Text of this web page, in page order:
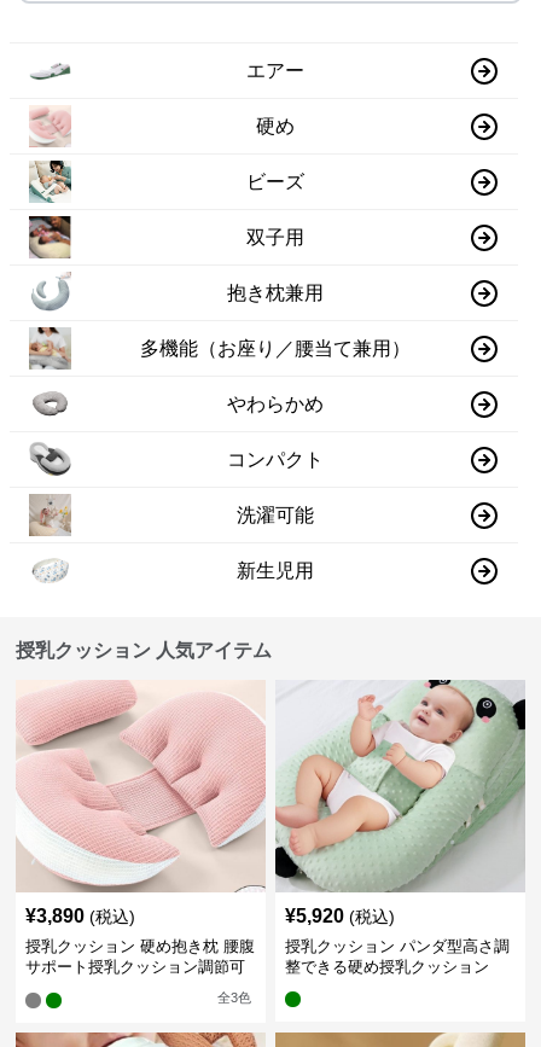
エアー
硬め
ビーズ
双子用
抱き枕兼用
多機能（お座り／腰当て兼用）
やわらかめ
コンパクト
洗濯可能
新生児用
授乳クッション 人気アイテム
¥3,890 (税込)
授乳クッション 硬め抱き枕 腰腹
サポート授乳クッション調節可
全3色
¥5,920 (税込)
授乳クッション パンダ型高さ調
整できる硬め授乳クッション